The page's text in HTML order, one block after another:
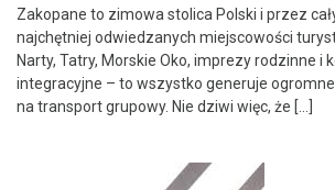
Zakopane to zimowa stolica Polski i przez
najchętniej odwiedzanych miejscowości
Narty, Tatry, Morskie Oko, imprezy rodzinne i
integracyjne – to wszystko generuje
na transport grupowy. Nie dziwi więc, że […]